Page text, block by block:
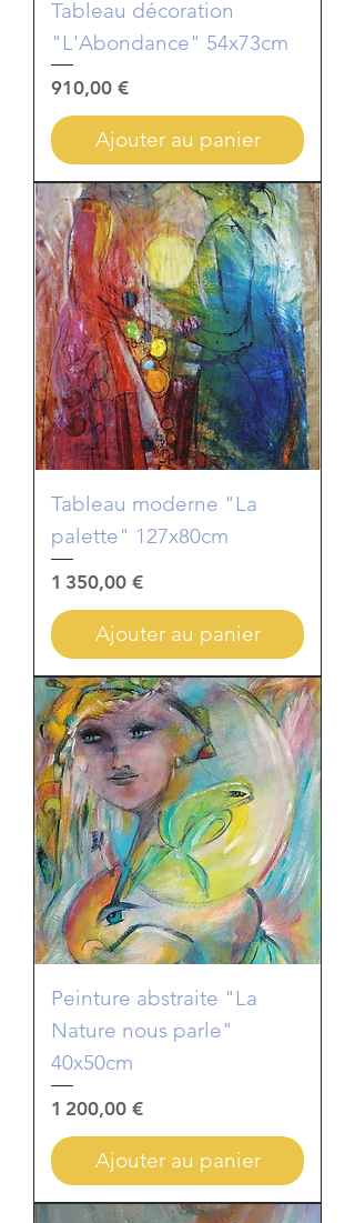
Tableau décoration
"L'Abondance" 54x73cm
Prix
910,00 €
Ajouter au panier
Tableau moderne "La
palette" 127x80cm
Prix
1 350,00 €
Ajouter au panier
Peinture abstraite "La
Nature nous parle"
40x50cm
Prix
1 200,00 €
Ajouter au panier